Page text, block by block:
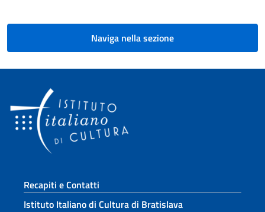
Naviga nella sezione
Sezione footer
Recapiti e Contatti
Istituto Italiano di Cultura di Bratislava